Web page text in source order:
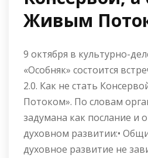
Живым
9 октября в культурно-
«Особняк» состоится
2.0. Как не стать
Потоком». По словам
задумана как послание и
духовном развитии:•
духовное развитие не